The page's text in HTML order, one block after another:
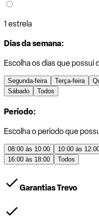
1 estrela
Dias da semana:
Escolha os dias que possui
Segunda-feira Terça-feira
Sábado
Todos
Período:
Escolha o período que
08:00 às 10:00 10:00 às
16:00 às 18:00
Todos
Garantias Trevo